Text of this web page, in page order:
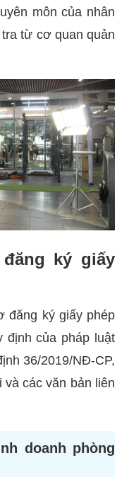
môn của nhân
từ cơ quan quản
ký giấy
đăng ký giấy phép
định của pháp luật
36/2019/NĐ-CP,
các văn bản liên
doanh phòng